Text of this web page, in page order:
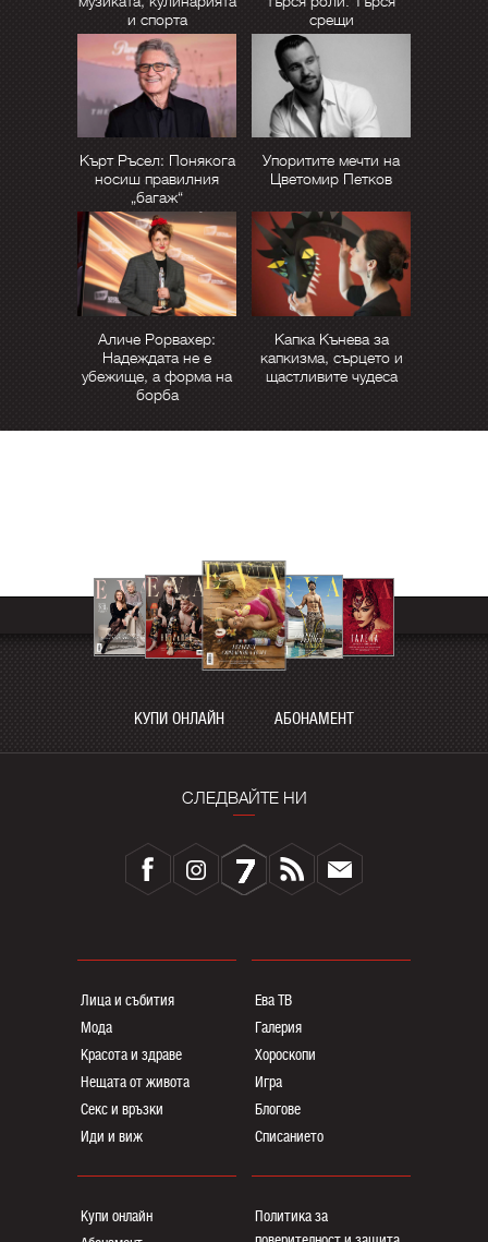
и спорта
срещи
Кърт Ръсел: Понякога
носиш правилния
„багаж“
Упоритите мечти на
Цветомир Петков
Аличе Рорвахер:
Надеждата не е
убежище, а форма на
борба
Капка Кънева за
капкизма, сърцето и
щастливите чудеса
КУПИ ОНЛАЙН АБОНАМЕНТ
СЛЕДВАЙТЕ НИ
Лица и събития
Мода
Красота и здраве
Нещата от живота
Секс и връзки
Иди и виж
Ева ТВ
Галерия
Хороскопи
Игра
Блогoве
Списанието
Купи онлайн
Политика за